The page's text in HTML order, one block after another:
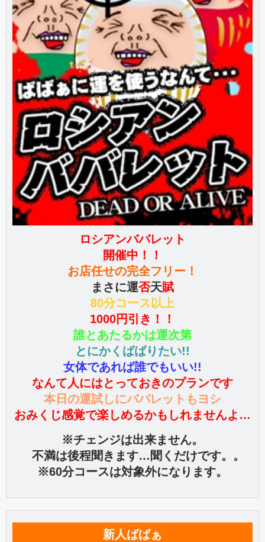
ロシアンババレット
開催中！！
お店任せの完全フリー！
まさに運否天賦
80分コース以上
1000円引き！！
誰とあたるかは運次第
とにかくばばりたい!!
女体であれば誰でもいい!!
なんて人にはとっておきのプランです
本日の運試しにババレットもヨシ
おみくじ感覚で楽しめるかもしれませんよ…
※チェンジは出来ません。
不満は後程聞きます…聞くだけです。。
※60分コースは対象外になります。
新人ばばぁ